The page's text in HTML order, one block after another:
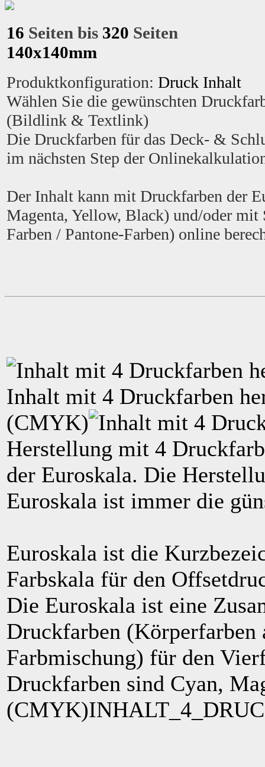
16 Seiten bis 320 Seiten
140x140mm
Produktkonfiguration: Druck Inhalt
Wählen Sie die gewünschten
(Bildlink & Textlink)
Die Druckfarben für das Deck- &
im nächsten Step der
Der Inhalt kann mit Druckfarben der
Magenta, Yellow, Black) und/oder mit
Farben / Pantone-Farben) online
Inhalt mit 4 Druckfarben
(CMYK)
Herstellung mit 4
der Euroskala. Die
Euroskala ist immer die
Euroskala ist die
Farbskala für den
Die Euroskala ist eine
Druckfarben (Körperfarben
Farbmischung) für den
Druckfarben sind Cyan,